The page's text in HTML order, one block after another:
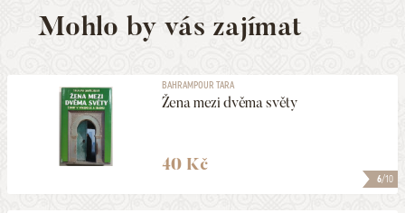
Mohlo by vás zajímat
6/10
BAHRAMPOUR TARA
Žena mezi dvěma světy
40 Kč